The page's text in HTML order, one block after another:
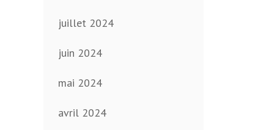
juillet 2024
juin 2024
mai 2024
avril 2024